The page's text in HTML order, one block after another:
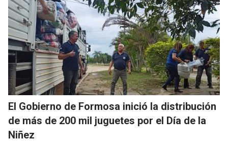
El Gobierno de Formosa inició la distribución
de más de 200 mil juguetes por el Día de la
Niñez